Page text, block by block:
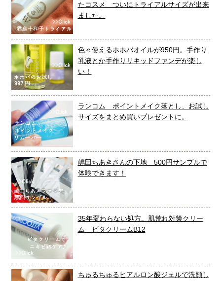
たコスメ ついにトライアルサイズが出来
ました。
色々使えるホホバオイルが950円。手作り
乳液とか手作りリキッドファンデが楽し
い！
ランコム ポイントメイク落とし、お試し
サイズをまとめ買いプレゼントに。
嶋田ちあきさんの下地 500円サンプルで
体験できます！
35年変わらない処方。肌荒れ対策クリー
ム ビタクリームB12
ちゅるちゅるヒアルロン酸ジェルで洗顔し